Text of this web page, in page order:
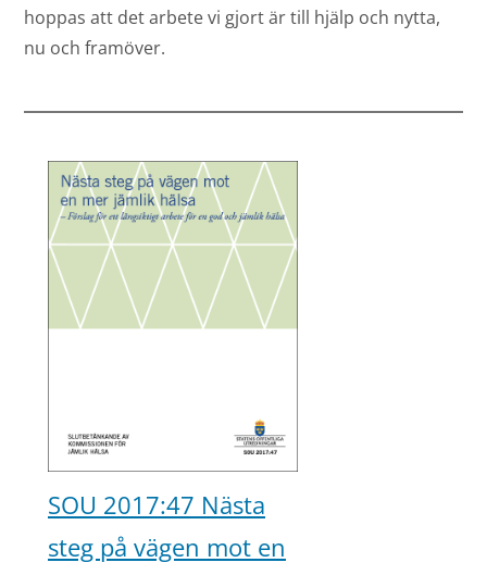
hoppas att det arbete vi gjort är till hjälp och nytta,
nu och framöver.
SOU 2017:47 Nästa
steg på vägen mot en